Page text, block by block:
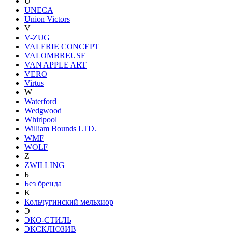
UNECA
Union Victors
V
V-ZUG
VALERIE CONCEPT
VALOMBREUSE
VAN APPLE ART
VERO
Virtus
W
Waterford
Wedgwood
Whirlpool
William Bounds LTD.
WMF
WOLF
Z
ZWILLING
Б
Без бренда
К
Кольчугинский мельхиор
Э
ЭКО-СТИЛЬ
ЭКСКЛЮЗИВ